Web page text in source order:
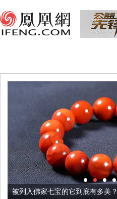
被列入佛家七宝的它到底有多美？